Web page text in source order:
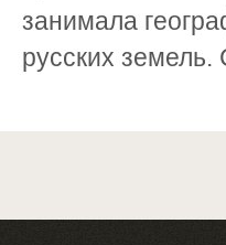
занимала
русских